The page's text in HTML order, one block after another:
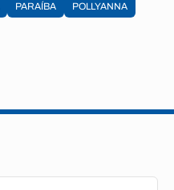
PARAÍBA
POLLYANNA